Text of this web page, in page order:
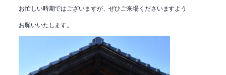
お忙しい時期ではございますが、ぜひご来場くださいますよう
お願いいたします。